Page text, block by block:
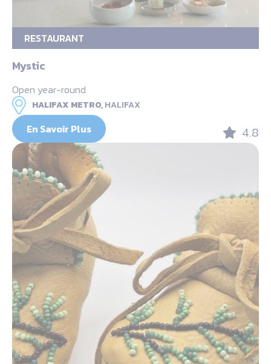
RESTAURANT
Mystic
Open year-round
HALIFAX METRO,HALIFAX
En Savoir Plus 4.8